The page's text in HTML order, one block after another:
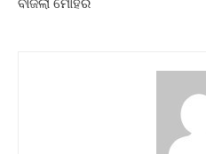
ବାଜିଲା ମୋହର